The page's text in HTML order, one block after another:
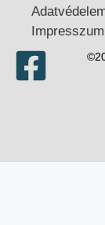
Impresszum